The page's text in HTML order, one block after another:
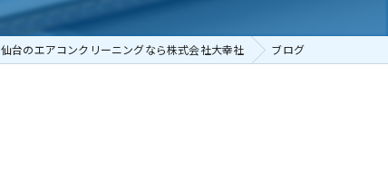
仙台のエアコンクリーニングなら株式会社大幸社 ブログ